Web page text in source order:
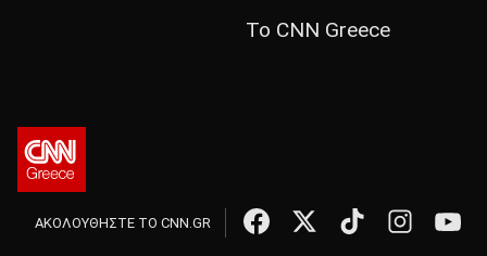
Το CNN Greece
ΑΚΟΛΟΥΘΗΣΤΕ ΤΟ CNN.GR